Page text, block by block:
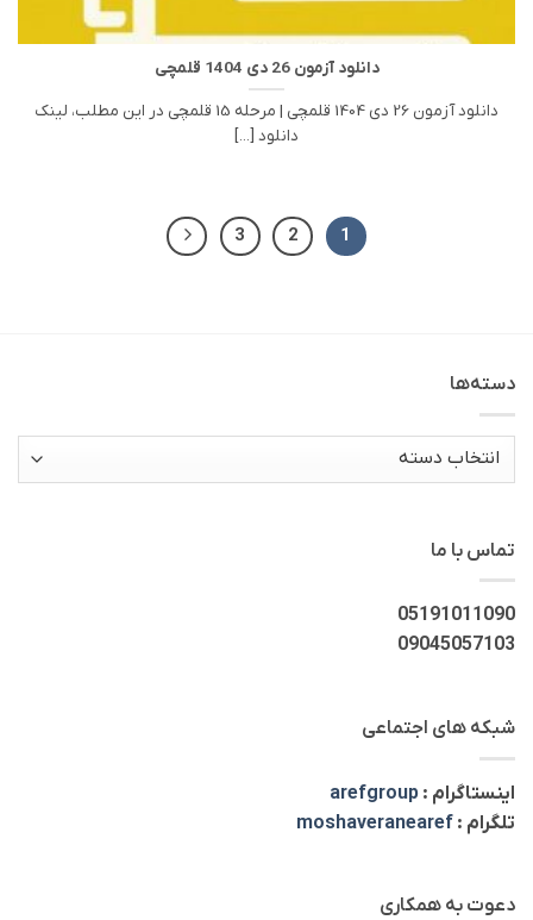
دانلود آزمون 26 دی 1404 قلمچی
دانلود آزمون 26 دی 1404 قلمچی | مرحله 15 قلمچی در این مطلب، لینک
دانلود [...]
1
2
3
دسته‌ها
دسته‌ها
تماس با ما
05191011090
09045057103
شبکه های اجتماعی
اینستاگرام : arefgroup
تلگرام : moshaveranearef
دعوت به همکاری